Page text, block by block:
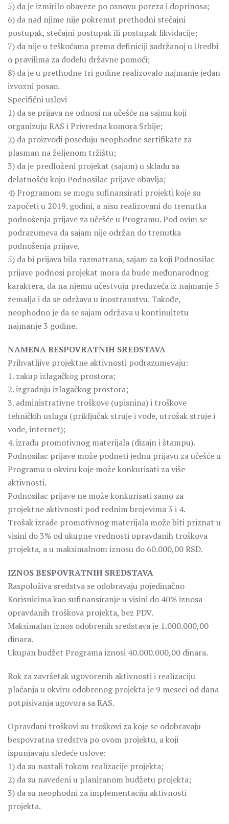
5) da je izmirilo obaveze po osnovu poreza i doprinosa;
6) da nad njime nije pokrenut prethodni stečajni
postupak, stečajni postupak ili postupak likvidacije;
7) da nije u teškoćama prema definiciji sadržanoj u Uredbi
o pravilima za dodelu državne pomoći;
8) da je u prethodne tri godine realizovalo najmanje jedan
izvozni posao.
Specifični uslovi
1) da se prijava ne odnosi na učešće na sajmu koji
organizuju RAS i Privredna komora Srbije;
2) da proizvodi poseduju neophodne sertifikate za
plasman na željenom tržištu;
3) da je predloženi projekat (sajam) u skladu sa
delatnošću koju Podnosilac prijave obavlja;
4) Programom se mogu sufinansirati projekti koje su
započeti u 2019. godini, a nisu realizovani do trenutka
podnošenja prijave za učešće u Programu. Pod ovim se
podrazumeva da sajam nije održan do trenutka
podnošenja prijave.
5) da bi prijava bila razmatrana, sajam za koji Podnosilac
prijave podnosi projekat mora da bude međunarodnog
karaktera, da na njemu učestvuju preduzeća iz najmanje 5
zemalja i da se održava u inostranstvu. Takođe,
neophodno je da se sajam održava u kontinuitetu
najmanje 3 godine.
NAMENA BESPOVRATNIH SREDSTAVA
Prihvatljive projektne aktivnosti podrazumevaju:
1. zakup izlagačkog prostora;
2. izgradnju izlagačkog prostora;
3. administrativne troškove (upisnina) i troškove
tehničkih usluga (priključak struje i vode, utrošak struje i
vode, internet);
4. izradu promotivnog materijala (dizajn i štampu).
Podnosilac prijave može podneti jednu prijavu za učešće u
Programu u okviru koje može konkurisati za više
aktivnosti.
Podnosilac prijave ne može konkurisati samo za
projektne aktivnosti pod rednim brojevima 3 i 4.
Trošak izrade promotivnog materijala može biti priznat u
visini do 3% od ukupne vrednosti opravdanih troškova
projekta, a u maksimalnom iznosu do 60.000,00 RSD.
IZNOS BESPOVRATNIH SREDSTAVA
Raspoloživa sredstva se odobravaju pojedinačno
Korisnicima kao sufinansiranje u visini do 40% iznosa
opravdanih troškova projekta, bez PDV.
Maksimalan iznos odobrenih sredstava je 1.000.000,00
dinara.
Ukupan budžet Programa iznosi 40.000.000,00 dinara.
Rok za završetak ugovorenih aktivnosti i realizaciju
plaćanja u okviru odobrenog projekta je 9 meseci od dana
potpisivanja ugovora sa RAS.
Opravdani troškovi su troškovi za koje se odobravaju
bespovratna sredstva po ovom projektu, a koji
ispunjavaju sledeće uslove:
1) da su nastali tokom realizacije projekta;
2) da su navedeni u planiranom budžetu projekta;
3) da su neophodni za implementaciju aktivnosti
projekta.